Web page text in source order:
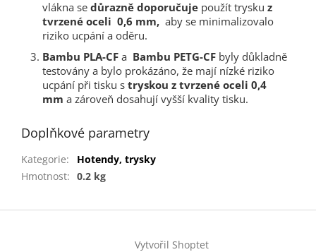
vlákna se důrazně doporučuje použít trysku z
tvrzené oceli 0,6 mm, aby se minimalizovalo
riziko ucpání a oděru.
Bambu PLA-CF a Bambu PETG-CF byly důkladně
testovány a bylo prokázáno, že mají nízké riziko
ucpání při tisku s tryskou z tvrzené oceli 0,4
mm a zároveň dosahují vyšší kvality tisku.
Doplňkové parametry
Kategorie:
Hotendy, trysky
Hmotnost: 0.2 kg
Z
Vytvořil Shoptet